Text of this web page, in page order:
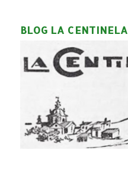
BLOG LA CENTINELA